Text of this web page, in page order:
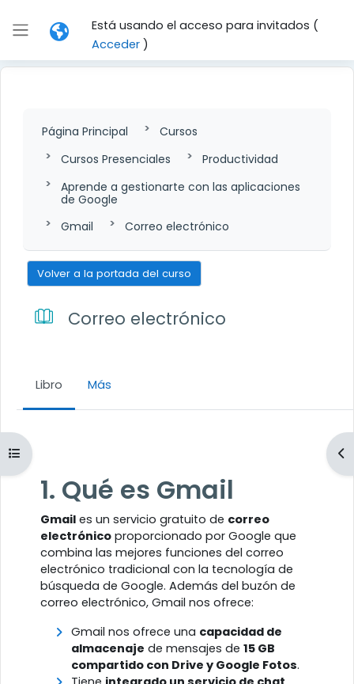
Panel lateral
Está usando el acceso para invitados (
Acceder)
Abrir índice del curso
Página Principal
Cursos
Cursos Presenciales
Productividad
Aprende a gestionarte con las aplicaciones
de Google
Gmail
Correo electrónico
Volver a la portada del curso
Correo electrónico
Libro Más
1. Qué es Gmail
Gmail es un servicio gratuito de correo
electrónico proporcionado por Google que
combina las mejores funciones del correo
electrónico tradicional con la tecnología de
búsqueda de Google. Además del buzón de
correo electrónico, Gmail nos ofrece:
Gmail nos ofrece una capacidad de
almacenaje de mensajes de15 GB
compartido con Drive y Google Fotos.